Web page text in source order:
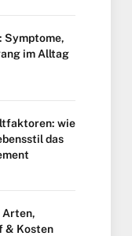
Symptome,
im Alltag
wie
das
Arten,
& Kosten